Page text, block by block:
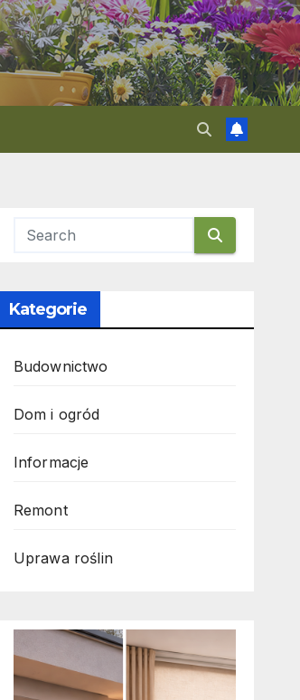
Kategorie
Budownictwo
Dom i ogród
Informacje
Remont
Uprawa roślin